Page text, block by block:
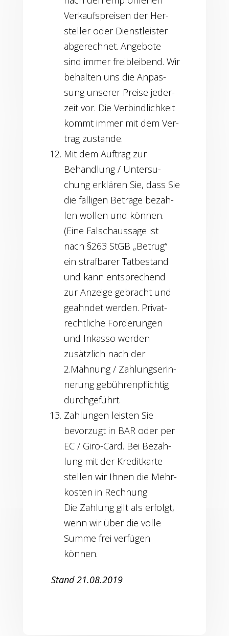
Ver­kaufs­prei­sen der Her­
stel­ler oder Dienst­leis­ter
abge­rech­net. Ange­bo­te
sind immer frei­blei­bend. Wir
behal­ten uns die Anpas­
sung unse­rer Prei­se jeder­
zeit vor. Die Ver­bind­lich­keit
kommt immer mit dem Ver­
trag zustande.
Mit dem Auf­trag zur
Behand­lung / Unter­su­
chung erklä­ren Sie, dass Sie
die fäl­li­gen Beträ­ge bezah­
len wol­len und kön­nen.
(Eine Falsch­aus­sa­ge ist
nach §263 StGB „Betrug“
ein straf­ba­rer Tat­be­stand
und kann ent­spre­chend
zur Anzei­ge gebracht und
geahn­det wer­den. Pri­vat­
recht­li­che For­de­run­gen
und Inkas­so wer­den
zusätz­lich nach der
2.Mahnung / Zah­lungs­er­in­
ne­rung gebüh­ren­pflich­tig
durchgeführt.
Zah­lun­gen leis­ten Sie
bevor­zugt in BAR oder per
EC / Giro-Card. Bei Bezah­
lung mit der Kre­dit­kar­te
stel­len wir Ihnen die Mehr­
kos­ten in Rech­nung.
Die Zah­lung gilt als erfolgt,
wenn wir über die vol­le
Sum­me frei ver­fü­gen
können.
Stand 21.08.2019